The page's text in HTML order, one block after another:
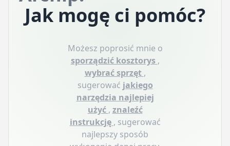
Jak mogę ci pomóc?
Możesz poprosić mnie o
sporządzić kosztorys ,
wybrać sprzęt ,
sugerować jakiego
narzędzia najlepiej
użyć , znaleźć
instrukcję , sugerować
najlepszy sposób